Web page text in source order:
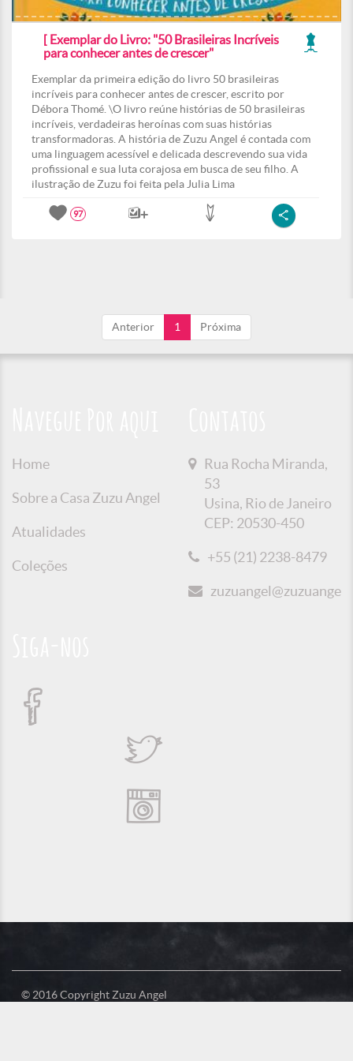
[ Exemplar do Livro: "50 Brasileiras Incríveis
para conhecer antes de crescer"
Exemplar da primeira edição do livro 50 brasileiras
incríveis para conhecer antes de crescer, escrito por
Débora Thomé. \O livro reúne histórias de 50 brasileiras
incríveis, verdadeiras heroínas com suas histórias
transformadoras. A história de Zuzu Angel é contada com
uma linguagem acessível e delicada descrevendo sua vida
profissional e sua luta corajosa em busca de seu filho. A
ilustração de Zuzu foi feita pela Julia Lima
97
Anterior 1 Próxima
Home
Sobre a Casa Zuzu Angel
Atualidades
Coleções
Rua Rocha Miranda,
53
Usina, Rio de Janeiro
CEP: 20530-450
+55 (21) 2238-8479
© 2016 Copyright Zuzu Angel